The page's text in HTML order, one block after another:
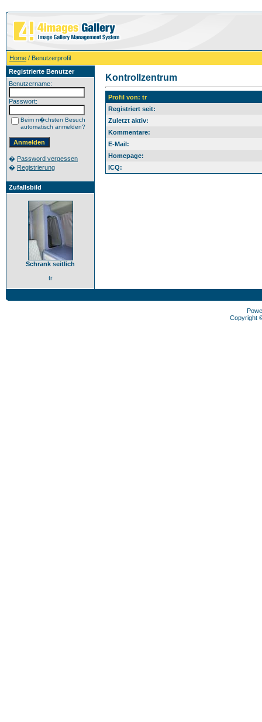
Home / Benutzerprofil
Registrierte Benutzer
Benutzername:
Passwort:
Beim n�chsten Besuch
automatisch anmelden?
� Password vergessen
� Registrierung
Zufallsbild
Schrank seitlich
tr
Kontrollzentrum
Profil von: tr
Registriert seit:
Zuletzt aktiv:
Kommentare:
E-Mail:
Homepage:
ICQ:
Copyright